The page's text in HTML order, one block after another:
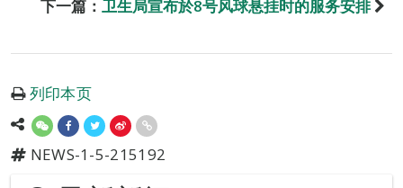
下一篇： 卫生局宣布於8号风球悬挂时的服务安排
列印本页
NEWS-1-5-215192